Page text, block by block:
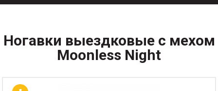
Ногавки выездковые с мехом
Moonless Night